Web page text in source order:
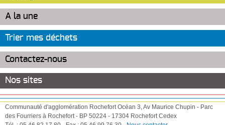
A la une
Trier mes déchets
Contactez-nous
Nos sites
Communauté d'agglomération Rochefort Océan 3, Av Maurice Chupin - Parc
des Fourriers à Rochefort - BP 50224 - 17304 Rochefort Cedex